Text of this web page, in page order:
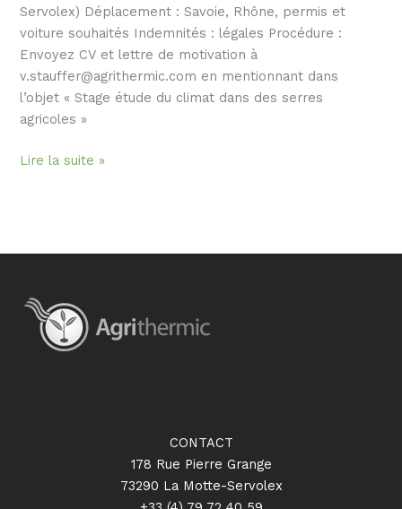
Servolex) Déplacement : Savoie, Rhône, permis et
voiture souhaités Indemnités : légales Procédure :
Envoyez CV et lettre de motivation à
v.stauffer@agrithermic.com en mentionnant dans
l’objet « Stage étude du climat dans des serres
agricoles »
Lire la suite »
CONTACT
178 Rue Pierre Grange
73290 La Motte-Servolex